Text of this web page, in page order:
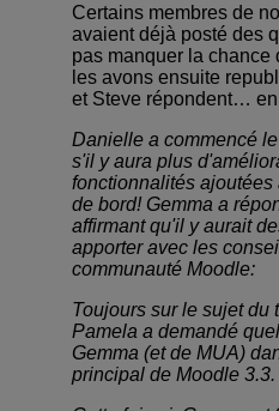
Certains membres de
avaient déjà posté des
pas manquer la chance
les avons ensuite
et Steve répondent…
Danielle a commencé
s'il y aura plus
fonctionnalités
de bord! Gemma a
affirmant qu'il y aurait
apporter avec les
communauté Moodle:
Toujours sur le sujet du
Pamela a demandé
Gemma (et de MUA)
principal de Moodle 3.3.